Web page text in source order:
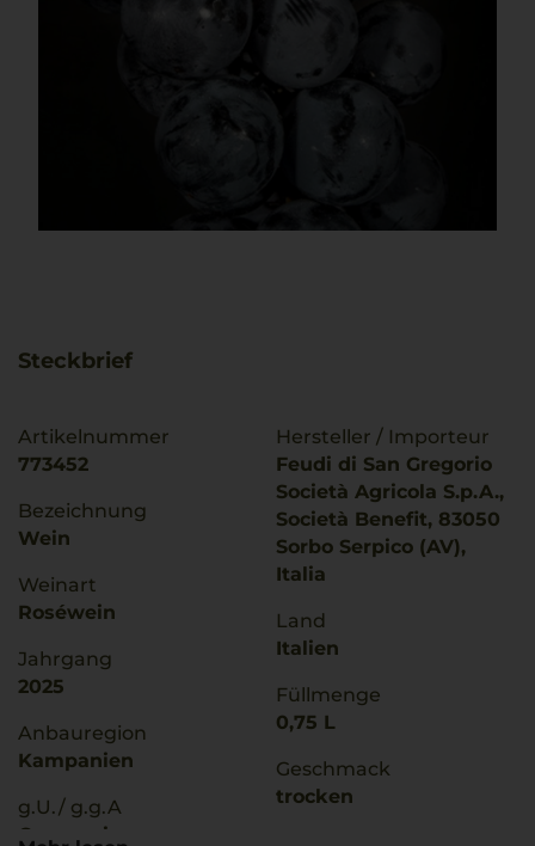
Steckbrief
Artikelnummer
773452
Bezeichnung
Wein
Weinart
Roséwein
Jahrgang
2025
Anbauregion
Kampanien
g.U./ g.g.A
Campania
Hersteller / Importeur
Feudi di San Gregorio
Società Agricola S.p.A.,
Società Benefit, 83050
Sorbo Serpico (AV),
Italia
Land
Italien
Füllmenge
0,75 L
Geschmack
trocken